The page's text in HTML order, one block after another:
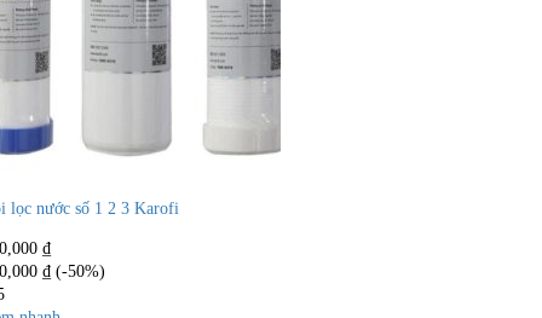
lọc nước số 1 2 3 Karofi
₫
₫ (-50%)